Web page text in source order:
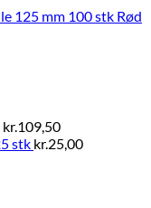
125 mm 100 stk Rød
kr.109,50
stk kr.25,00